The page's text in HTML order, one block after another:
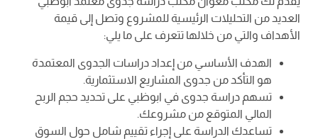
العديد من التحليلات الرئيسية للمشروع وتصل إلى قيمة
الأهداف والتي من خلالها تتعرف على ما يلي:
الهدف الأساسي من إعداد دراسات الجدوى المعتمدة
هو التأكد من جدوى المشاريع الاستثمارية.
تسهم دراسة جدوى في ابوظبي على تحديد حجم الربح
المالي المتوقع من مشروعك.
تساعدك الدراسة على إجراء تقييم شامل حول السوق